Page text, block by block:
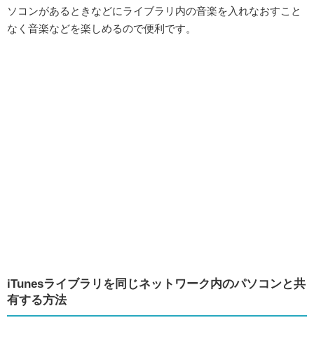
ソコンがあるときなどにライブラリ内の音楽を入れなおすこと
なく音楽などを楽しめるので便利です。
iTunesライブラリを同じネットワーク内のパソコンと共
有する方法